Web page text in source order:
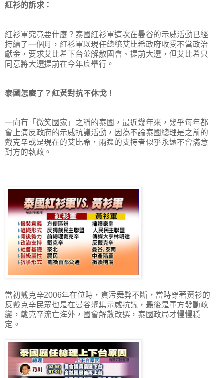
紅衫的訴求：
紅衫軍究竟要什麼？泰國紅衫軍這次在曼谷的示威活動已經
持續了一個月，紅衫軍以現任總統艾比希政府收受不當政治
獻金，要求艾比希下台並解散國會、提前大選，但艾比希只
同意將大選提前在今年底舉行。
泰國怎麼了？紅黃對抗不休戈！
一向有「微笑國家」之稱的泰國，最近幾年來，幾乎每年都
會上演反政府的示威抗議活動，因為不論泰國總理是之前的
戴克辛或是現在的艾比希，兩邊的支持者似乎永遠不會滿意
對方的執政。
當初戴克辛2006年在位時，貪污舞弊不斷，當時穿著黃衫的
反戴克辛民眾也是在曼谷聚集示威抗議，最後是軍方發動政
變，戴克辛流亡海外，國會解散改選，泰國政局才慢慢穩
定。